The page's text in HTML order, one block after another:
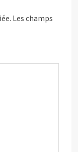
Les champs